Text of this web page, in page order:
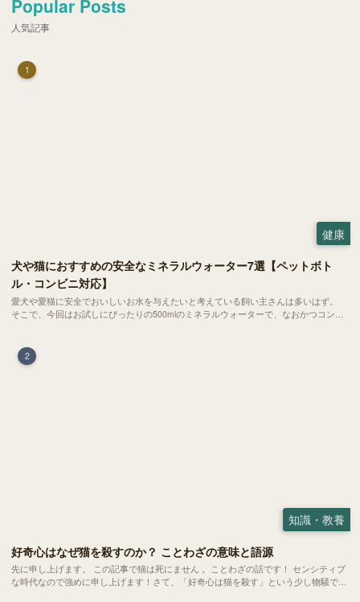
Popular Posts
人気記事
1
健康
犬や猫におすすめの安全なミネラルウォーター7選【ペットボト
ル・コンビニ対応】
愛犬や愛猫に安全でおいしいお水を与えたいと考えている飼い主さんは多いはず。
そこで、今回はお試しにぴったりの500mlのミネラルウォーターで、なおかつコンビ
2
知識・教養
好奇心はなぜ猫を殺すのか？ ことわざの意味と語源
先に申し上げます。 この記事で猫は死にません 。ことわざの話です！ センシティブ
な時代なので強めに申し上げます！さて、「好奇心は猫を殺す」という少し物騒で、